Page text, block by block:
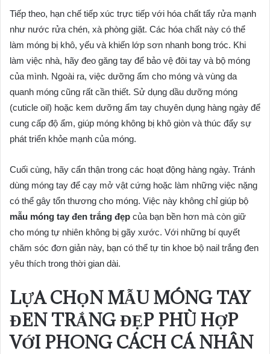
Tiếp theo, hạn chế tiếp xúc trực tiếp với hóa chất tẩy rửa mạnh
như nước rửa chén, xà phòng giặt. Các hóa chất này có thể
làm móng bị khô, yếu và khiến lớp sơn nhanh bong tróc. Khi
làm việc nhà, hãy đeo găng tay để bảo vệ đôi tay và bộ móng
của mình. Ngoài ra, việc dưỡng ẩm cho móng và vùng da
quanh móng cũng rất cần thiết. Sử dụng dầu dưỡng móng
(cuticle oil) hoặc kem dưỡng ẩm tay chuyên dụng hàng ngày để
cung cấp độ ẩm, giúp móng không bị khô giòn và thúc đẩy sự
phát triển khỏe mạnh của móng.
Cuối cùng, hãy cẩn thận trong các hoạt động hàng ngày. Tránh
dùng móng tay để cạy mở vật cứng hoặc làm những việc nặng
có thể gây tổn thương cho móng. Việc này không chỉ giúp bộ
mẫu móng tay đen trắng đẹp của bạn bền hơn mà còn giữ
cho móng tự nhiên không bị gãy xước. Với những bí quyết
chăm sóc đơn giản này, bạn có thể tự tin khoe bộ nail trắng đen
yêu thích trong thời gian dài.
LỰA CHỌN MẪU MÓNG TAY
ĐEN TRẮNG ĐẸP PHÙ HỢP
VỚI PHONG CÁCH CÁ NHÂN